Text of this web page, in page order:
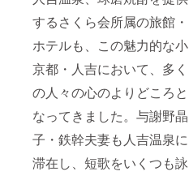
するさくら会所属の旅館・
ホテルも、この魅力的な小
京都・人吉において、多く
の人々の心のよりどころと
なってきました。与謝野晶
子・鉄幹夫妻も人吉温泉に
滞在し、短歌をいくつも詠